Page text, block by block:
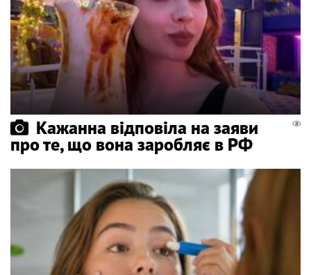
Кажанна відповіла на заяви
про те, що вона заробляє в РФ